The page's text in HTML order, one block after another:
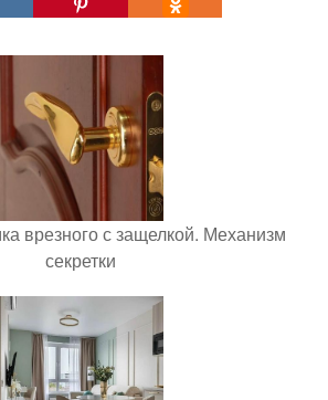
врезного с защелкой. Механизм
секретки